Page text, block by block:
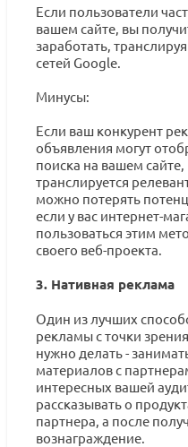
Если пользователи
вашем сайте, вы
заработать,
сетей Google.
Минусы:
Если ваш конкурент
объявления могут
поиска на вашем сайте,
транслируется
можно потерять
если у вас интернет-
пользоваться этим
своего веб-проекта.
3. Нативная реклама
Один из лучших
рекламы с точки
нужно делать -
материалов с
интересных вашей
рассказывать о
партнера, а после
вознаграждение.